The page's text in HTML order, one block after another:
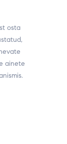
osta
ainete